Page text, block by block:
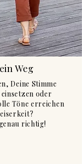
Deine Stimme
oder
Töne erreichen
richtig!
Weg